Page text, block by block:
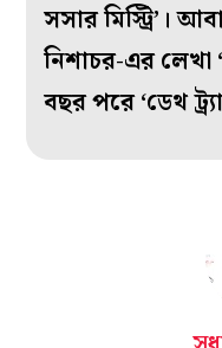
সসার মিস্ট্রি’।
নিশাচর-এর লেখা
বছর পরে ‘ডেথ